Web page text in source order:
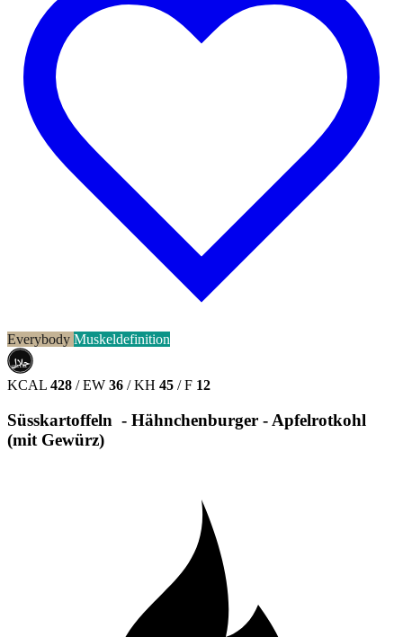
Everybody Muskeldefinition
حلال
HALAL
KCAL 428 / EW 36 / KH 45 / F 12
Süsskartoffeln - Hähnchenburger - Apfelrotkohl
(mit Gewürz)